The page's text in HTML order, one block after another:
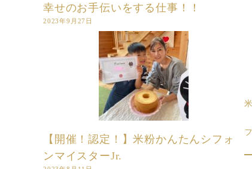
幸せのお手伝いをする仕事！！
2023年9月27日
【開催！認定！】米粉かんたんシフォ
ンマイスターJr.